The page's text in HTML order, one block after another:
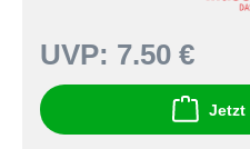
UVP: 7.50 €
Jetzt